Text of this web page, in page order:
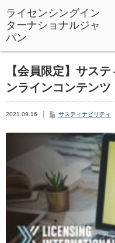
ライセンシングイン
ターナショナルジャ
パン
【会員限定】サス
ンラインコンテンツ
2021.09.16 サスティナビリティ